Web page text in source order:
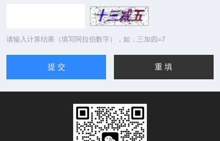
请输入计算结果（填写阿拉伯数字），如：三加四=7